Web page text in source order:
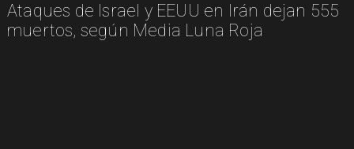
Ataques de Israel y EEUU en Irán dejan 555
muertos, según Media Luna Roja